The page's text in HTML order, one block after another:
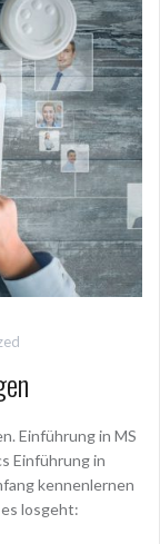
Einführung in MS
Einführung in
kennenlernen
losgeht: